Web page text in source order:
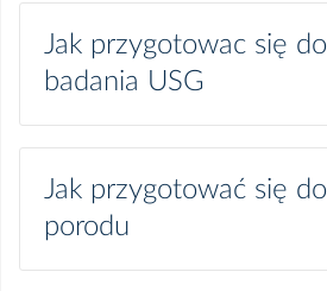
Jak przygotowac się do
badania USG
Jak przygotować się do
porodu